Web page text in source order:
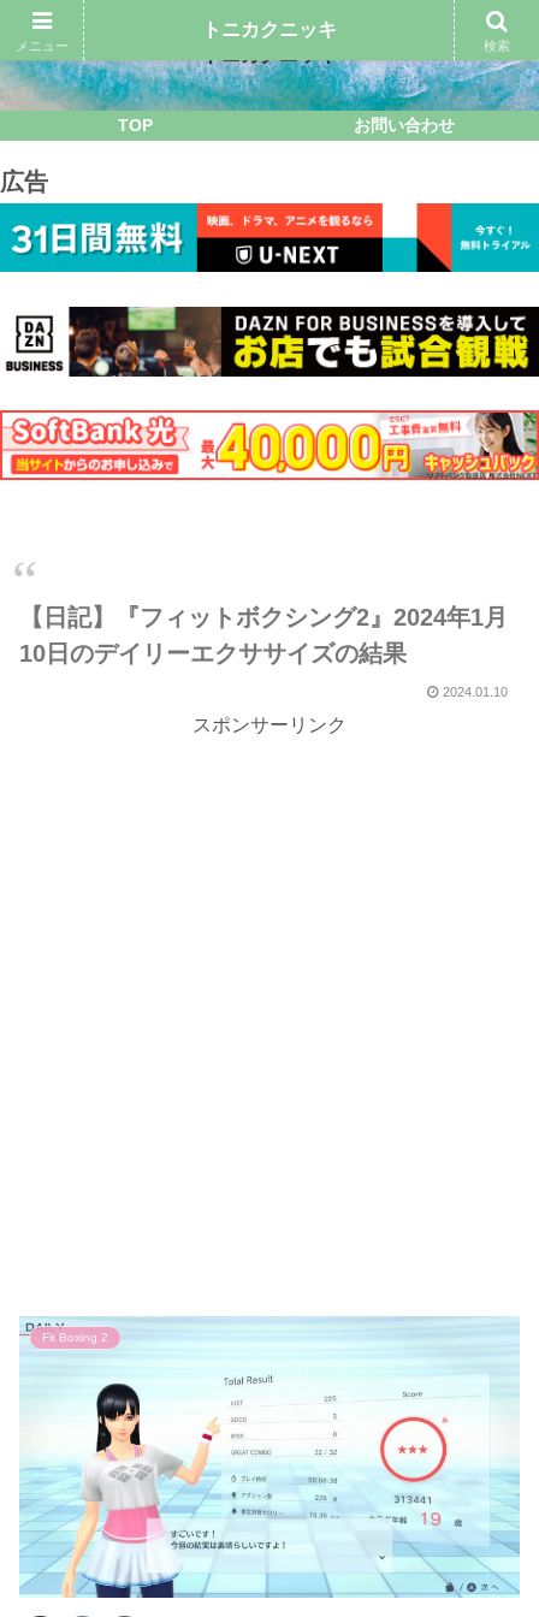
TOP お問い合わせ
広告
【日記】『フィットボクシング2』2024年1月
10日のデイリーエクササイズの結果
2024.01.10
スポンサーリンク
Fit Boxing 2
メニュー
トニカクニッキ
検索